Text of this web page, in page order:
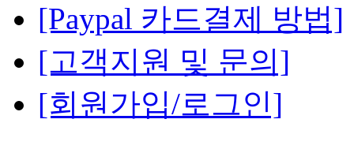
[Paypal 카드결제 방법]
[고객지원 및 문의]
[회원가입/로그인]